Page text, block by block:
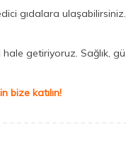
gıdalara ulaşabilirsiniz.
getiriyoruz. Sağlık,
bize katılın!